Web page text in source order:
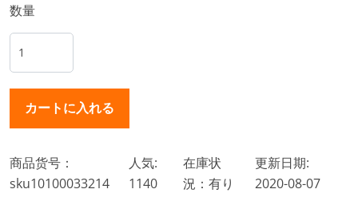
数量
商品货号：
sku10100033214
人気:
1140
在庫状
況：有り
更新日期:
2020-08-07